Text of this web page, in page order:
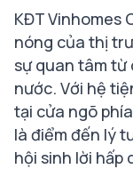
KĐT Vinhomes
nóng của thị
sự quan tâm từ
nước. Với hệ
tại cửa ngõ
là điểm đến lý
hội sinh lời hấp